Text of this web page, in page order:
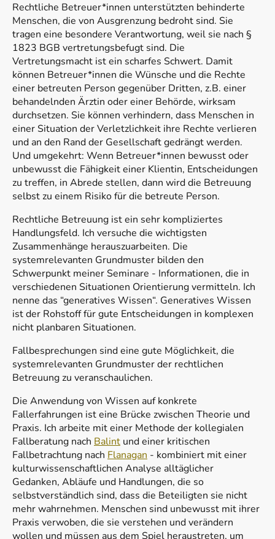
Rechtliche Betreuer*innen unterstützten behinderte
Menschen, die von Ausgrenzung bedroht sind. Sie
tragen eine besondere Verantwortung, weil sie nach §
1823 BGB vertretungsbefugt sind. Die
Vertretungsmacht ist ein scharfes Schwert. Damit
können Betreuer*innen die Wünsche und die Rechte
einer betreuten Person gegenüber Dritten, z.B. einer
behandelnden Ärztin oder einer Behörde, wirksam
durchsetzen. Sie können verhindern, dass Menschen in
einer Situation der Verletzlichkeit ihre Rechte verlieren
und an den Rand der Gesellschaft gedrängt werden.
Und umgekehrt: Wenn Betreuer*innen bewusst oder
unbewusst die Fähigkeit einer Klientin, Entscheidungen
zu treffen, in Abrede stellen, dann wird die Betreuung
selbst zu einem Risiko für die betreute Person.
Rechtliche Betreuung ist ein sehr kompliziertes
Handlungsfeld. Ich versuche die wichtigsten
Zusammenhänge herauszuarbeiten. Die
systemrelevanten Grundmuster bilden den
Schwerpunkt meiner Seminare - Informationen, die in
verschiedenen Situationen Orientierung vermitteln. Ich
nenne das “generatives Wissen“. Generatives Wissen
ist der Rohstoff für gute Entscheidungen in komplexen
nicht planbaren Situationen.
Fallbesprechungen sind eine gute Möglichkeit, die
systemrelevanten Grundmuster der rechtlichen
Betreuung zu veranschaulichen.
Die Anwendung von Wissen auf konkrete
Fallerfahrungen ist eine Brücke zwischen Theorie und
Praxis. Ich arbeite mit einer Methode der kollegialen
Fallberatung nach Balint und einer kritischen
Fallbetrachtung nach Flanagan - kombiniert mit einer
kulturwissenschaftlichen Analyse alltäglicher
Gedanken, Abläufe und Handlungen, die so
selbstverständlich sind, dass die Beteiligten sie nicht
mehr wahrnehmen. Menschen sind unbewusst mit ihrer
Praxis verwoben, die sie verstehen und verändern
wollen und müssen aus dem Spiel heraustreten, um